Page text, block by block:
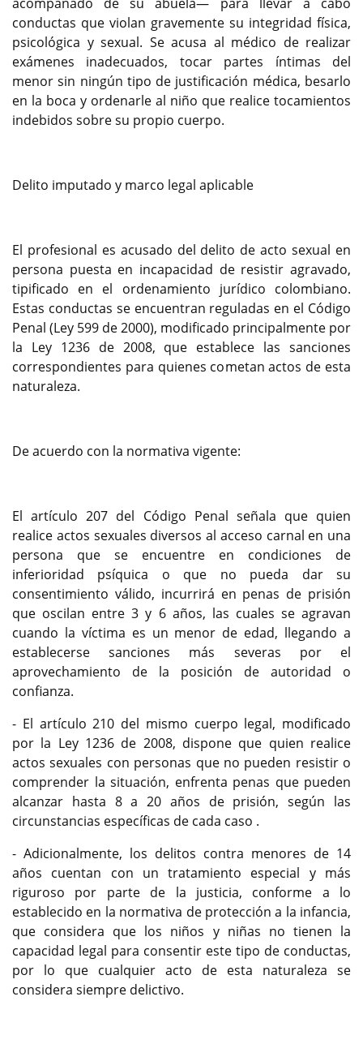
conductas que violan gravemente su integridad física,
psicológica y sexual. Se acusa al médico de realizar
exámenes inadecuados, tocar partes íntimas del
menor sin ningún tipo de justificación médica, besarlo
en la boca y ordenarle al niño que realice tocamientos
indebidos sobre su propio cuerpo.
Delito imputado y marco legal aplicable
El profesional es acusado del delito de acto sexual en
persona puesta en incapacidad de resistir agravado,
tipificado en el ordenamiento jurídico colombiano.
Estas conductas se encuentran reguladas en el Código
Penal (Ley 599 de 2000), modificado principalmente por
la Ley 1236 de 2008, que establece las sanciones
correspondientes para quienes cometan actos de esta
naturaleza.
De acuerdo con la normativa vigente:
El artículo 207 del Código Penal señala que quien
realice actos sexuales diversos al acceso carnal en una
persona que se encuentre en condiciones de
inferioridad psíquica o que no pueda dar su
consentimiento válido, incurrirá en penas de prisión
que oscilan entre 3 y 6 años, las cuales se agravan
cuando la víctima es un menor de edad, llegando a
establecerse sanciones más severas por el
aprovechamiento de la posición de autoridad o
confianza.
- El artículo 210 del mismo cuerpo legal, modificado
por la Ley 1236 de 2008, dispone que quien realice
actos sexuales con personas que no pueden resistir o
comprender la situación, enfrenta penas que pueden
alcanzar hasta 8 a 20 años de prisión, según las
circunstancias específicas de cada caso .
- Adicionalmente, los delitos contra menores de 14
años cuentan con un tratamiento especial y más
riguroso por parte de la justicia, conforme a lo
establecido en la normativa de protección a la infancia,
que considera que los niños y niñas no tienen la
capacidad legal para consentir este tipo de conductas,
por lo que cualquier acto de esta naturaleza se
considera siempre delictivo.